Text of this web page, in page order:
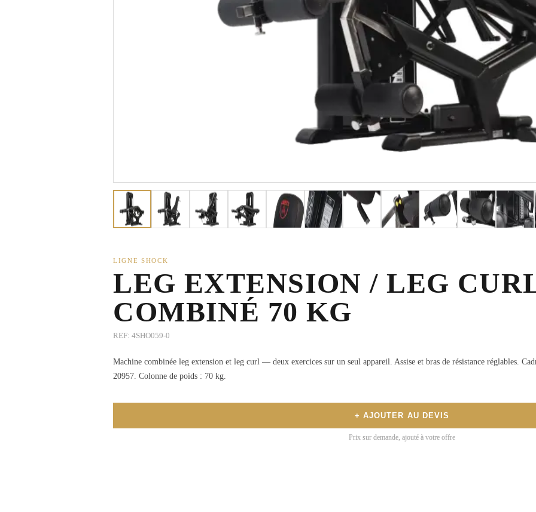
LIGNE SHOCK
LEG EXTENSION / LEG
COMBINÉ 70 KG
REF:4SHO059-0
Machine combinée leg extension et leg curl — deux exercices sur un seul appareil. Assise et bras de résistance réglables.
20957. Colonne de poids : 70 kg.
+ AJOUTER AU DEVIS
Prix sur demande, ajouté à votre offre